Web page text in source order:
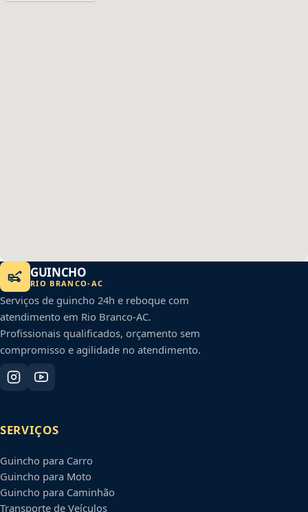
GUINCHO
RIO BRANCO-AC
Serviços de guincho 24h e reboque com
atendimento em Rio Branco-AC.
Profissionais qualificados, orçamento sem
compromisso e agilidade no atendimento.
SERVIÇOS
Guincho para Carro
Guincho para Moto
Guincho para Caminhão
Transporte de Veículos